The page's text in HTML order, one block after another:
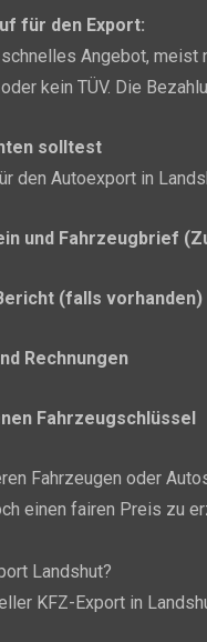
für den Export:
Angebot, meist
kein TÜV. Die
solltest
den Autoexport in
und Fahrzeugbrief
(falls vorhanden)
Rechnungen
Fahrzeugschlüssel
Fahrzeugen oder
einen fairen Preis zu
Landshut?
KFZ-Export in